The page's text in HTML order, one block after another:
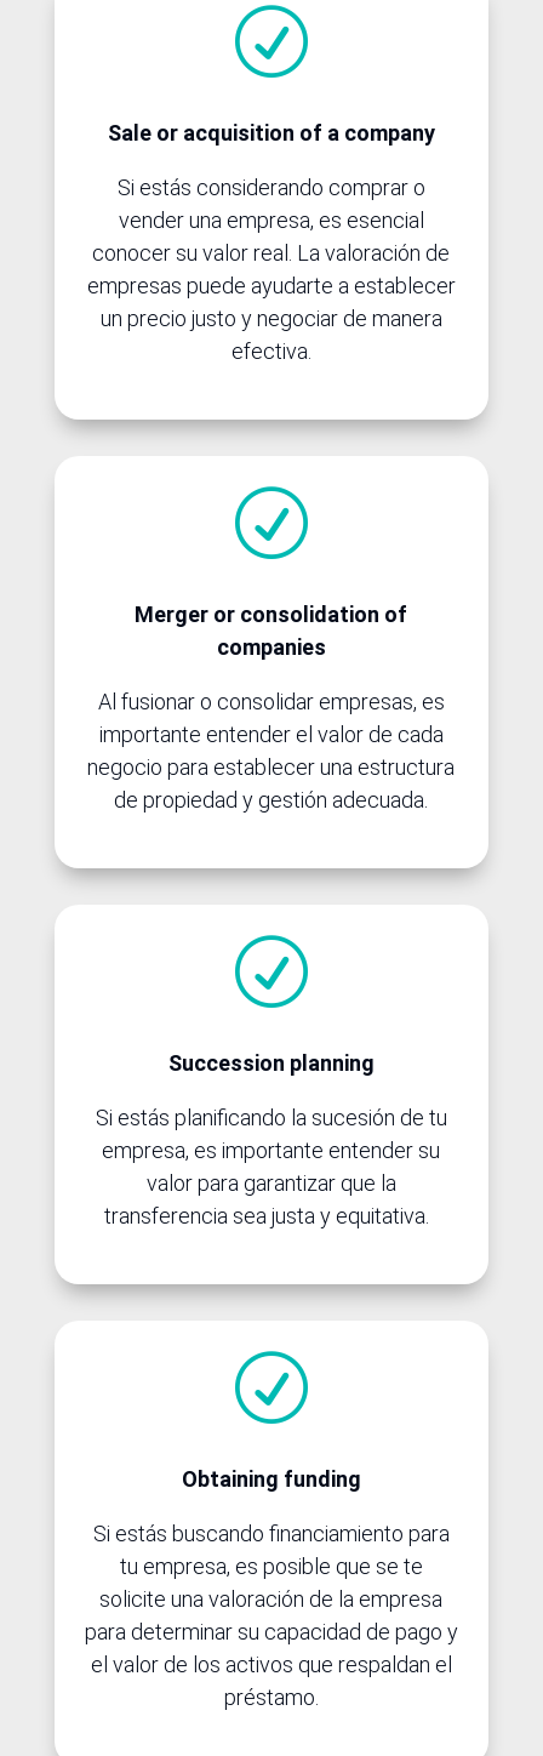
R
Sale or acquisition of a company
Si estás considerando comprar o
vender una empresa, es esencial
conocer su valor real. La valoración de
empresas puede ayudarte a establecer
un precio justo y negociar de manera
efectiva.
R
Merger or consolidation of
companies
Al fusionar o consolidar empresas, es
importante entender el valor de cada
negocio para establecer una estructura
de propiedad y gestión adecuada.
R
Succession planning
Si estás planificando la sucesión de tu
empresa, es importante entender su
valor para garantizar que la
transferencia sea justa y equitativa.
R
Obtaining funding
Si estás buscando financiamiento para
tu empresa, es posible que se te
solicite una valoración de la empresa
para determinar su capacidad de pago y
el valor de los activos que respaldan el
préstamo.